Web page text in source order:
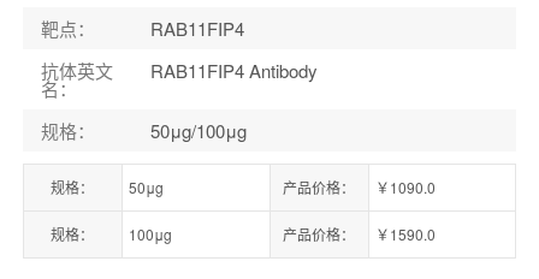
靶点：
RAB11FIP4
抗体英文
名：
RAB11FIP4 Antibody
规格： 50μg/100μg
规格： 50μg 产品价格： ￥1090.0
规格： 100μg 产品价格： ￥1590.0